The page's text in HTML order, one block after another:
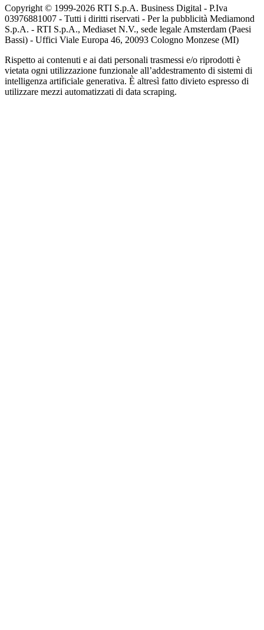
Copyright © 1999-2026 RTI S.p.A. Business Digital - P.Iva
03976881007 - Tutti i diritti riservati - Per la pubblicità Mediamond
S.p.A. - RTI S.p.A., Mediaset N.V., sede legale Amsterdam (Paesi
Bassi) - Uffici Viale Europa 46, 20093 Cologno Monzese (MI)
Rispetto ai contenuti e ai dati personali trasmessi e/o riprodotti è
vietata ogni utilizzazione funzionale all’addestramento di sistemi di
intelligenza artificiale generativa. È altresì fatto divieto espresso di
utilizzare mezzi automatizzati di data scraping.